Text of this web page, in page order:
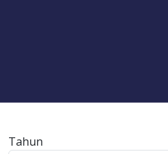
Tahun